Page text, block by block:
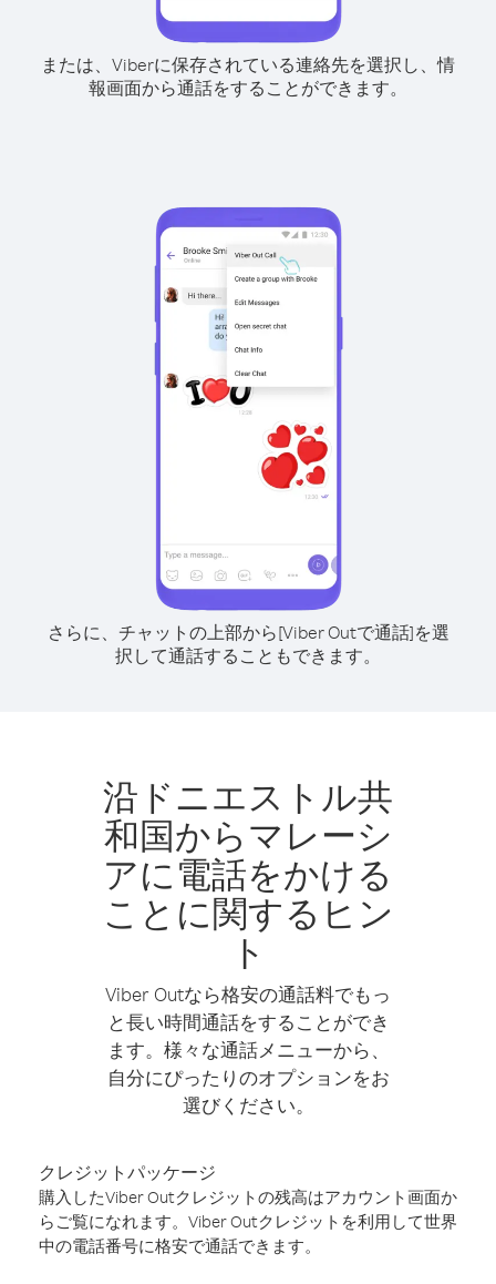
または、Viberに保存されている連絡先を選択し、情
報画面から通話をすることができます。
さらに、チャットの上部から[Viber Outで通話]を選
択して通話することもできます。
沿ドニエストル共
和国からマレーシ
アに電話をかける
ことに関するヒン
ト
Viber Outなら格安の通話料でもっ
と長い時間通話をすることができ
ます。様々な通話メニューから、
自分にぴったりのオプションをお
選びください。
クレジットパッケージ
購入したViber Outクレジットの残高はアカウント画面か
らご覧になれます。Viber Outクレジットを利用して世界
中の電話番号に格安で通話できます。